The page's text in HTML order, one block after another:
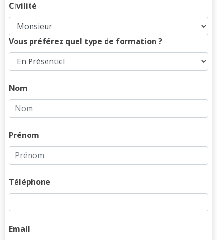
Civilité
Vous préférez quel type de formation ?
Nom
Prénom
Téléphone
Email